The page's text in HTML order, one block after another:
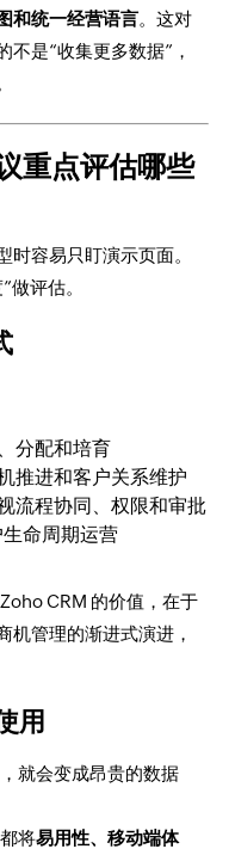
和统一经营语言。这对
是“收集更多数据”，
重点评估哪些
时容易只盯演示页面。
做评估。
分配和培育
推进和客户关系维护
流程协同、权限和审批
命周期运营
CRM 的价值，在于
机管理的渐进式演进，
用
就会变成昂贵的数据
将易用性、移动端体